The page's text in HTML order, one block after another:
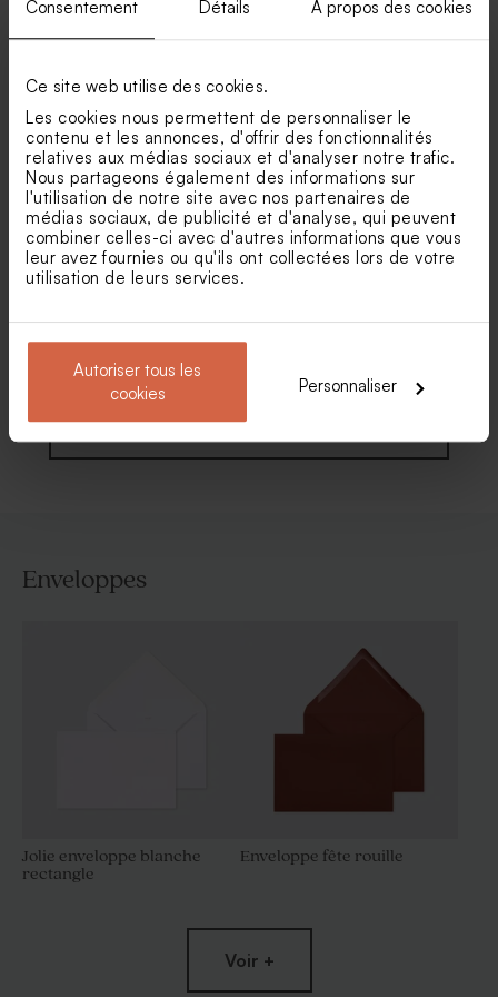
Consentement Détails À propos des cookies
Ce site web utilise des cookies.
Les cookies nous permettent de personnaliser le
contenu et les annonces, d'offrir des fonctionnalités
relatives aux médias sociaux et d'analyser notre trafic.
Nous partageons également des informations sur
l'utilisation de notre site avec nos partenaires de
médias sociaux, de publicité et d'analyse, qui peuvent
combiner celles-ci avec d'autres informations que vous
leur avez fournies ou qu'ils ont collectées lors de votre
utilisation de leurs services.
Autoriser tous les
cookies
Personnaliser
Carte d'invitation
anniversaire adulte
Carte d'invitation
jolies fleurs dorure et haut
arrondi
anniversaire de mariage
photo négative
Voir toute la collection Invitation fête
Enveloppes
Jolie enveloppe blanche
rectangle
Enveloppe fête rouille
Voir +